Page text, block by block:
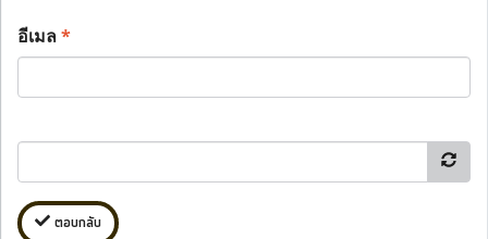
อีเมล*
ตอบกลับ